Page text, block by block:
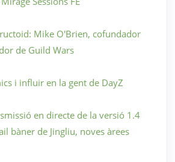
Mike O'Brien, cofundador
de Guild Wars
i influir en la gent de DayZ
en directe de la versió 1.4
bàner de Jingliu, noves àrees